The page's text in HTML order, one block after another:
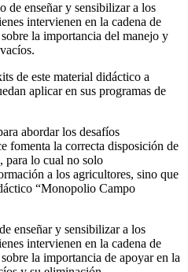
de enseñar y sensibilizar a los
intervienen en la cadena de
la importancia del manejo y
de este material didáctico a
aplicar en sus programas de
abordar los desafíos
fomenta la correcta disposición de
para lo cual no solo
a los agricultores, sino que
“Monopolio Campo
enseñar y sensibilizar a los
intervienen en la cadena de
la importancia de apoyar en la